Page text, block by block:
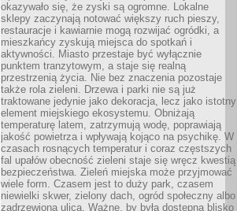
okazywało się, że zyski są ogromne. Lokalne
sklepy zaczynają notować większy ruch pieszy,
restauracje i kawiarnie mogą rozwijać ogródki, a
mieszkańcy zyskują miejsca do spotkań i
aktywności. Miasto przestaje być wyłącznie
punktem tranzytowym, a staje się realną
przestrzenią życia. Nie bez znaczenia pozostaje
także rola zieleni. Drzewa i parki nie są już
traktowane jedynie jako dekoracja, lecz jako istotny
element miejskiego ekosystemu. Obniżają
temperaturę latem, zatrzymują wodę, poprawiają
jakość powietrza i wpływają kojąco na psychikę. W
czasach rosnących temperatur i coraz częstszych
fal upałów obecność zieleni staje się wręcz kwestią
bezpieczeństwa. Zieleń miejska może przyjmować
wiele form. Czasem jest to duży park, czasem
niewielki skwer, zielony dach, ogród społeczny albo
zadrzewiona ulica. Ważne, by była dostępna blisko